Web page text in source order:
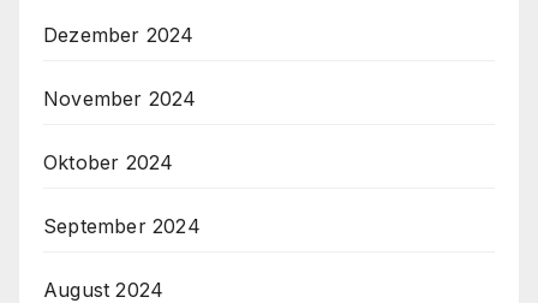
Dezember 2024
November 2024
Oktober 2024
September 2024
August 2024